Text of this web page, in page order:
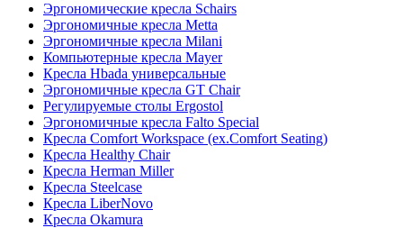
Эргономические кресла Schairs
Эргономичные кресла Metta
Эргономичные кресла Milani
Компьютерные кресла Mayer
Кресла Hbada универсальные
Эргономичные кресла GT Chair
Регулируемые столы Ergostol
Эргономичные кресла Falto Special
Кресла Comfort Workspace (ex.Comfort Seating)
Кресла Healthy Chair
Кресла Herman Miller
Кресла Steelcase
Кресла LiberNovo
Кресла Okamura